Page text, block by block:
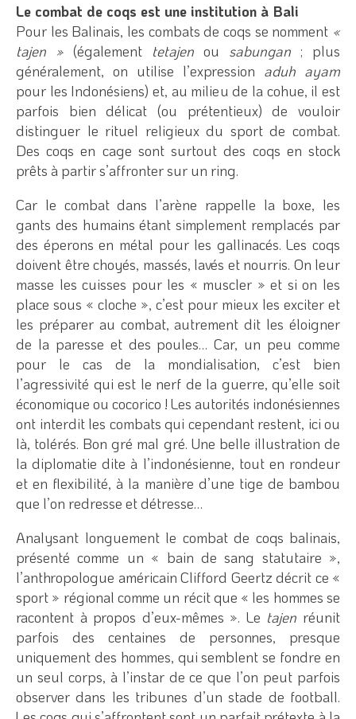
Le combat de coqs est une institution à Bali
Pour les Balinais, les combats de coqs se nomment «
tajen » (également tetajen ou sabungan ; plus
généralement, on utilise l’expression aduh ayam
pour les Indonésiens) et, au milieu de la cohue, il est
parfois bien délicat (ou prétentieux) de vouloir
distinguer le rituel religieux du sport de combat.
Des coqs en cage sont surtout des coqs en stock
prêts à partir s’affronter sur un ring.
Car le combat dans l’arène rappelle la boxe, les
gants des humains étant simplement remplacés par
des éperons en métal pour les gallinacés. Les coqs
doivent être choyés, massés, lavés et nourris. On leur
masse les cuisses pour les « muscler » et si on les
place sous « cloche », c’est pour mieux les exciter et
les préparer au combat, autrement dit les éloigner
de la paresse et des poules… Car, un peu comme
pour le cas de la mondialisation, c’est bien
l’agressivité qui est le nerf de la guerre, qu’elle soit
économique ou cocorico ! Les autorités indonésiennes
ont interdit les combats qui cependant restent, ici ou
là, tolérés. Bon gré mal gré. Une belle illustration de
la diplomatie dite à l’indonésienne, tout en rondeur
et en flexibilité, à la manière d’une tige de bambou
que l’on redresse et détresse…
Analysant longuement le combat de coqs balinais,
présenté comme un « bain de sang statutaire »,
l’anthropologue américain Clifford Geertz décrit ce «
sport » régional comme un récit que « les hommes se
racontent à propos d’eux-mêmes ». Le tajen réunit
parfois des centaines de personnes, presque
uniquement des hommes, qui semblent se fondre en
un seul corps, à l’instar de ce que l’on peut parfois
observer dans les tribunes d’un stade de football.